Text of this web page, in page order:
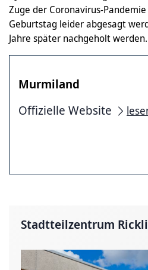
Zuge der Coronavirus-
Geburtstag leider abgesagt
Jahre später nachgeholt werden.
Murmiland
Offizielle Website
Stadtteilzentrum